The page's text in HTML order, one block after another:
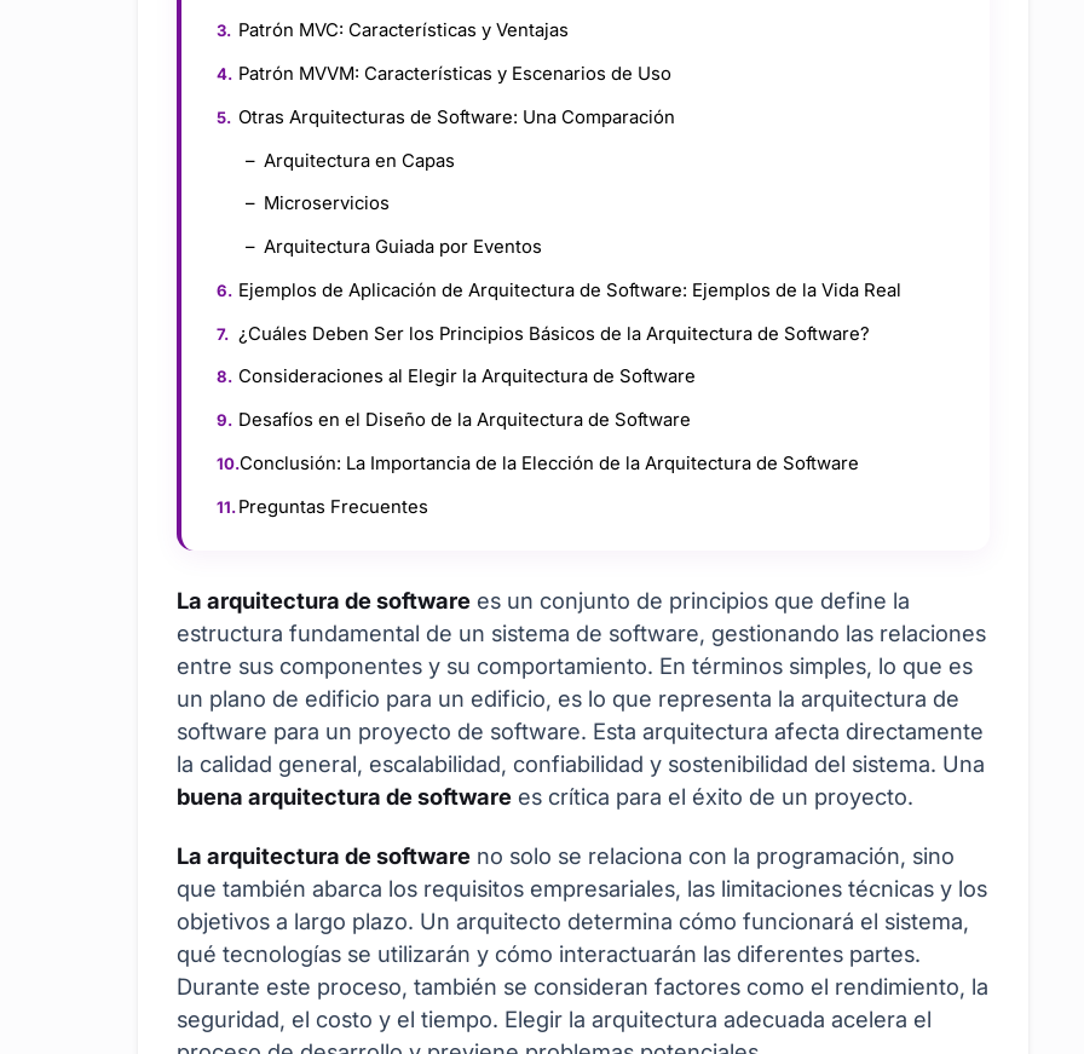
Patrón MVC: Características y Ventajas
Patrón MVVM: Características y Escenarios de Uso
Otras Arquitecturas de Software: Una Comparación
Arquitectura en Capas
Microservicios
Arquitectura Guiada por Eventos
Ejemplos de Aplicación de Arquitectura de Software: Ejemplos de la Vida Real
¿Cuáles Deben Ser los Principios Básicos de la Arquitectura de Software?
Consideraciones al Elegir la Arquitectura de Software
Desafíos en el Diseño de la Arquitectura de Software
Conclusión: La Importancia de la Elección de la Arquitectura de Software
Preguntas Frecuentes
La arquitectura de software es un conjunto de principios que define la
estructura fundamental de un sistema de software, gestionando las relaciones
entre sus componentes y su comportamiento. En términos simples, lo que es
un plano de edificio para un edificio, es lo que representa la arquitectura de
software para un proyecto de software. Esta arquitectura afecta directamente
la calidad general, escalabilidad, confiabilidad y sostenibilidad del sistema. Una
buena arquitectura de software es crítica para el éxito de un proyecto.
La arquitectura de software no solo se relaciona con la programación, sino
que también abarca los requisitos empresariales, las limitaciones técnicas y los
objetivos a largo plazo. Un arquitecto determina cómo funcionará el sistema,
qué tecnologías se utilizarán y cómo interactuarán las diferentes partes.
Durante este proceso, también se consideran factores como el rendimiento, la
seguridad, el costo y el tiempo. Elegir la arquitectura adecuada acelera el